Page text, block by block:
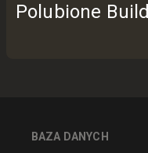
Polubione
BAZA DANYCH